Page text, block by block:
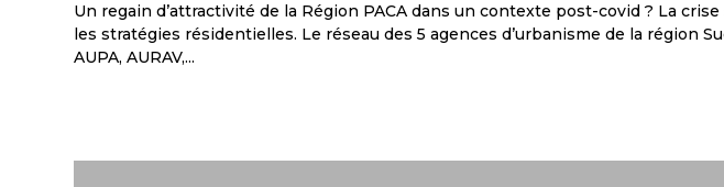
Un regain d’attractivité de la Région PACA dans un contexte post-covid ? La
les stratégies résidentielles. Le réseau des 5 agences d’urbanisme de la région
AUPA, AURAV,...